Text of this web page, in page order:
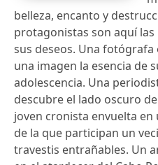
belleza, encanto y
protagonistas son aquí
sus deseos. Una
una imagen la esencia de
adolescencia. Una
descubre el lado oscuro
joven cronista envuelta
de la que participan un
travestis entrañables. Un